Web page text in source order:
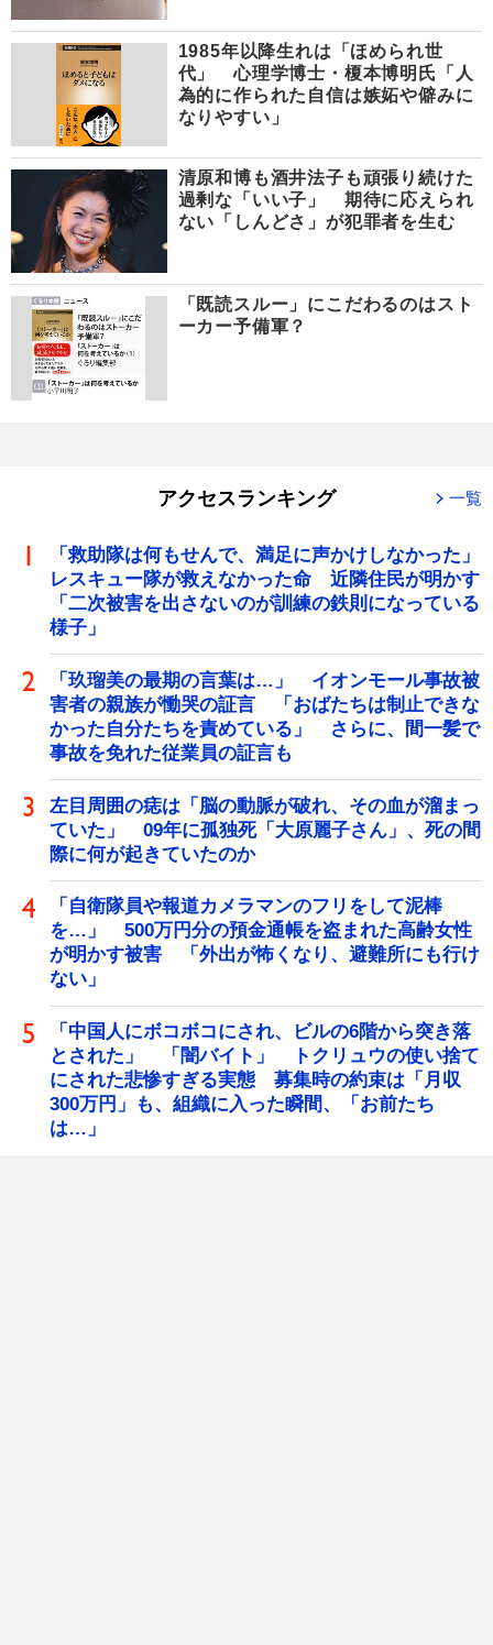
1985年以降生れは「ほめられ世
代」 心理学博士・榎本博明氏「人
為的に作られた自信は嫉妬や僻みに
なりやすい」
清原和博も酒井法子も頑張り続けた
過剰な「いい子」 期待に応えられ
ない「しんどさ」が犯罪者を生む
「既読スルー」にこだわるのはスト
ーカー予備軍？
アクセスランキング 一覧
「救助隊は何もせんで、満足に声かけしなかった」
レスキュー隊が救えなかった命 近隣住民が明かす
「二次被害を出さないのが訓練の鉄則になっている
様子」
「玖瑠美の最期の言葉は…」 イオンモール事故被
害者の親族が慟哭の証言 「おばたちは制止できな
かった自分たちを責めている」 さらに、間一髪で
事故を免れた従業員の証言も
左目周囲の痣は「脳の動脈が破れ、その血が溜まっ
ていた」 09年に孤独死「大原麗子さん」、死の間
際に何が起きていたのか
「自衛隊員や報道カメラマンのフリをして泥棒
を…」 500万円分の預金通帳を盗まれた高齢女性
が明かす被害 「外出が怖くなり、避難所にも行け
ない」
「中国人にボコボコにされ、ビルの6階から突き落
とされた」 「闇バイト」 トクリュウの使い捨て
にされた悲惨すぎる実態 募集時の約束は「月収
300万円」も、組織に入った瞬間、「お前たち
は…」